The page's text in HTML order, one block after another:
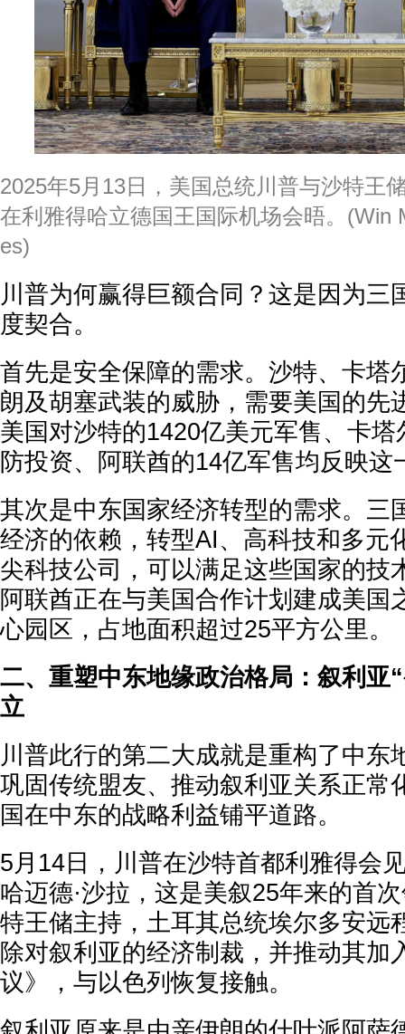
2025年5月13日，美国总统川普与沙特王
在利雅得哈立德国王国际机场会晤。(Win
es)
川普为何赢得巨额合同？这是因为三
度契合。
首先是安全保障的需求。沙特、卡塔
朗及胡塞武装的威胁，需要美国的先
美国对沙特的1420亿美元军售、卡
防投资、阿联酋的14亿军售均反映这
其次是中东国家经济转型的需求。三
经济的依赖，转型AI、高科技和多元
尖科技公司，可以满足这些国家的技
阿联酋正在与美国合作计划建成美国
心园区，占地面积超过25平方公里。
二、重塑中东地缘政治格局：叙利亚
立
川普此行的第二大成就是重构了中东
巩固传统盟友、推动叙利亚关系正常
国在中东的战略利益铺平道路。
5月14日，川普在沙特首都利雅得会
哈迈德·沙拉，这是美叙25年来的首
特王储主持，土耳其总统埃尔多安远
除对叙利亚的经济制裁，并推动其加
议》，与以色列恢复接触。